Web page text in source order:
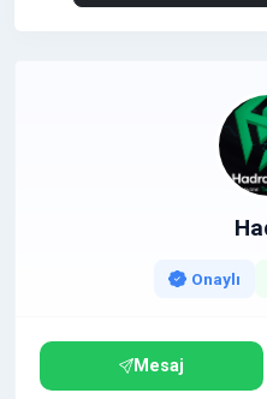
Tanıtım yazısı
çıkışı yapabilirsiniz,
Bahis, Kumar, Esc,
mesaj gönderebilirsiniz,
tarafınıza dönüş
Onaylı
Mesaj